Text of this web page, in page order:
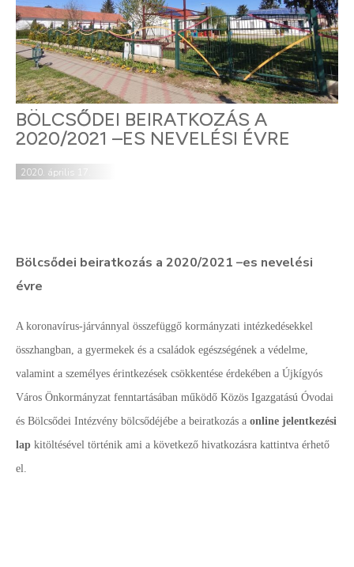
BÖLCSŐDEI BEIRATKOZÁS A
2020/2021 –ES NEVELÉSI ÉVRE
2020. április 17.
Bölcsődei beiratkozás a 2020/2021 –es nevelési
évre
A koronavírus-járvánnyal összefüggő kormányzati intézkedésekkel
összhangban, a gyermekek és a családok egészségének a védelme,
valamint a személyes érintkezések csökkentése érdekében a Újkígyós
Város Önkormányzat fenntartásában működő Közös Igazgatású Óvodai
és Bölcsődei Intézvény bölcsődéjébe a beiratkozás a online jelentkezési
lap kitöltésével történik ami a következő hivatkozásra kattintva érhető
el.